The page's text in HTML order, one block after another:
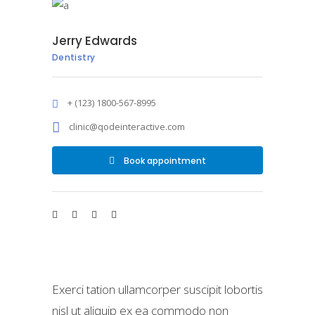
Jerry Edwards
Dentistry
+ (123) 1800-567-8995
clinic@qodeinteractive.com
Book appointment
Exerci tation ullamcorper suscipit lobortis
nisl ut aliquip ex ea commodo non